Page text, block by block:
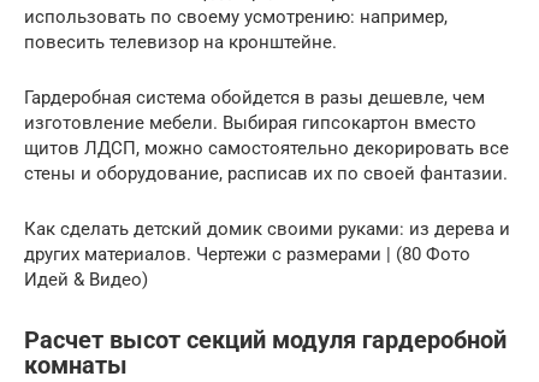
использовать по своему усмотрению: например,
повесить телевизор на кронштейне.
Гардеробная система обойдется в разы дешевле, чем
изготовление мебели. Выбирая гипсокартон вместо
щитов ЛДСП, можно самостоятельно декорировать все
стены и оборудование, расписав их по своей фантазии.
Как сделать детский домик своими руками: из дерева и
других материалов. Чертежи с размерами | (80 Фото
Идей & Видео)
Расчет высот секций модуля гардеробной
комнаты